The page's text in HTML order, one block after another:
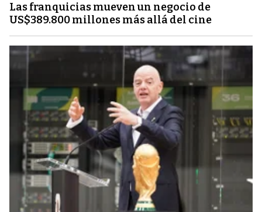
Las franquicias mueven un negocio de
US$389.800 millones más allá del cine